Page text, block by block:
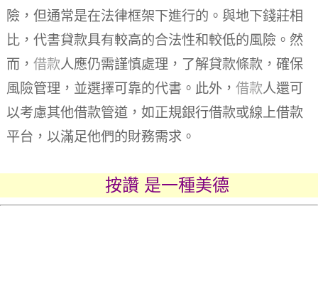
險，但通常是在法律框架下進行的。與地下錢莊相
比，代書貸款具有較高的合法性和較低的風險。然
而， 借款人應仍需謹慎處理，了解貸款條款，確保
風險管理，並選擇可靠的代書。此外， 借款人還可
以考慮其他借款管道，如正規銀行借款或線上借款
平台，以滿足他們的財務需求。
按讚 是一種美德